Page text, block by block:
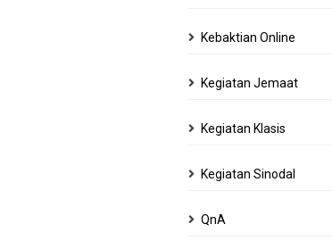
Kebaktian Online
Kegiatan Jemaat
Kegiatan Klasis
Kegiatan Sinodal
QnA